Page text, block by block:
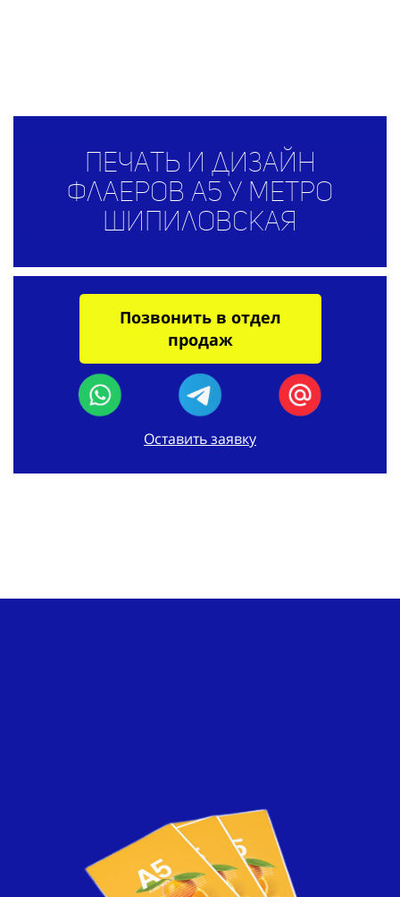
Печать и дизайн
флаеров A5 у метро
Шипиловская
Позвонить в отдел
продаж
Оставить заявку